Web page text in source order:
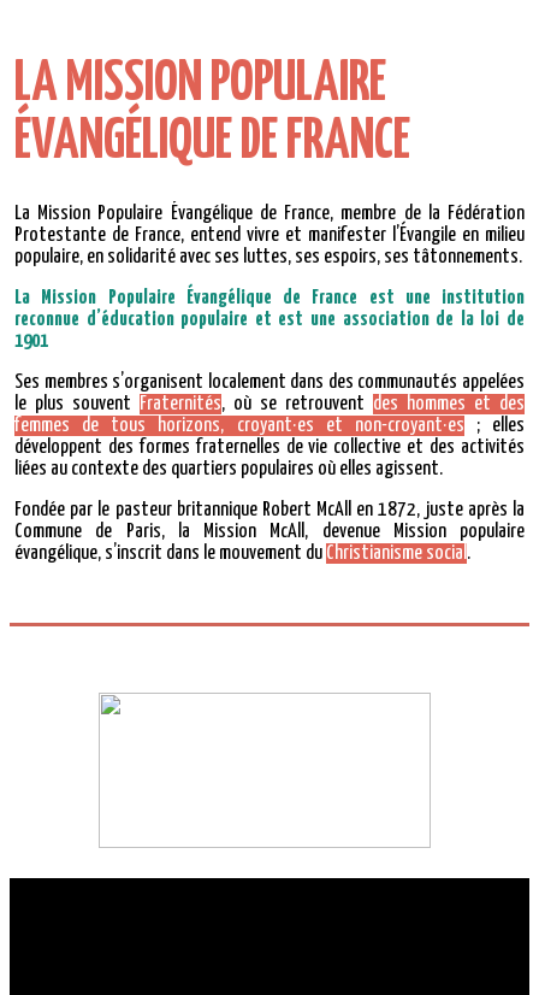
LA MISSION POPULAIRE
ÉVANGÉLIQUE DE FRANCE
La Mission Populaire Évangélique de France, membre de la Fédération
Protestante de France, entend vivre et manifester l’Évangile en milieu
populaire, en solidarité avec ses luttes, ses espoirs, ses tâtonnements.
La Mission Populaire Évangélique de France est une institution
reconnue d’éducation populaire et est une association de la loi de
1901
Ses membres s’organisent localement dans des communautés appelées
le plus souvent Fraternités, où se retrouvent des hommes et des
femmes de tous horizons, croyant·es et non-croyant·es ; elles
développent des formes fraternelles de vie collective et des activités
liées au contexte des quartiers populaires où elles agissent.
Fondée par le pasteur britannique Robert McAll en 1872, juste après la
Commune de Paris, la Mission McAll, devenue Mission populaire
évangélique, s’inscrit dans le mouvement du Christianisme social .